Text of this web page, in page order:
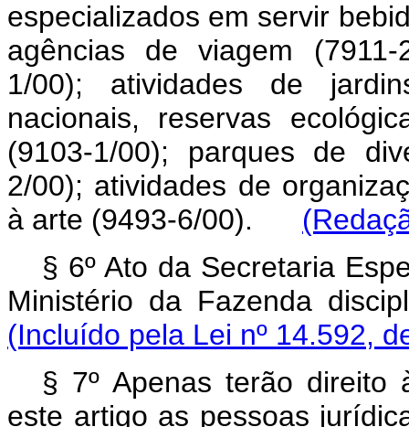
especializados em servir
agências de viagem
1/00); atividades de
nacionais, reservas
(9103-1/00); parques de
2/00); atividades de
à arte (9493-6/00).
§ 6º Ato da Secretaria
Ministério da Fazenda
(Incluído pela Lei nº 14.592,
§ 7º Apenas terão
este artigo as pessoas